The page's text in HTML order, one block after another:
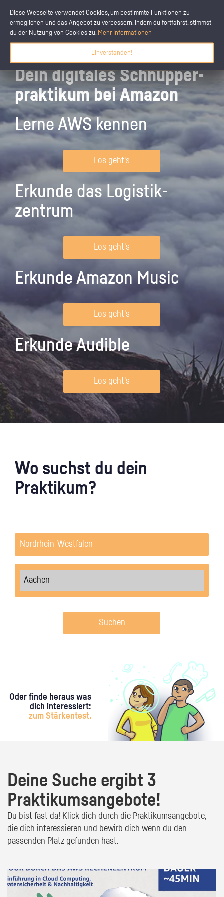
Diese Webseite verwendet Cookies, um bestimmte Funktionen zu
ermöglichen und das Angebot zu verbessern. Indem du fortfährst, stimmst
du der Nutzung von Cookies zu. Mehr Informationen
Einverstanden!
Dein digitales Schnupper­
praktikum bei Amazon
Lerne AWS kennen
Los geht's
Erkunde das Logistik­
zentrum
Los geht's
Erkunde Amazon Music
Los geht's
Erkunde Audible
Los geht's
Wo suchst du dein
Praktikum?
Suchen
Oder finde heraus was
dich interessiert:
zum Stärkentest.
Deine Suche ergibt 3
Praktikumsangebote!
Du bist fast da! Klick dich durch die Praktikumsangebote,
die dich interessieren und bewirb dich wenn du den
passenden Platz gefunden hast.